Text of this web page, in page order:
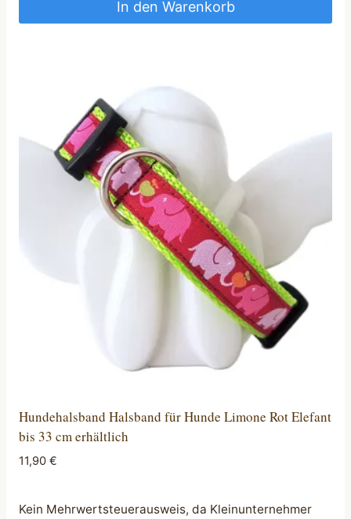
In den Warenkorb
Hundehalsband Halsband für Hunde Limone Rot Elefant
bis 33 cm erhältlich
11,90 €
Kein Mehrwertsteuerausweis, da Kleinunternehmer